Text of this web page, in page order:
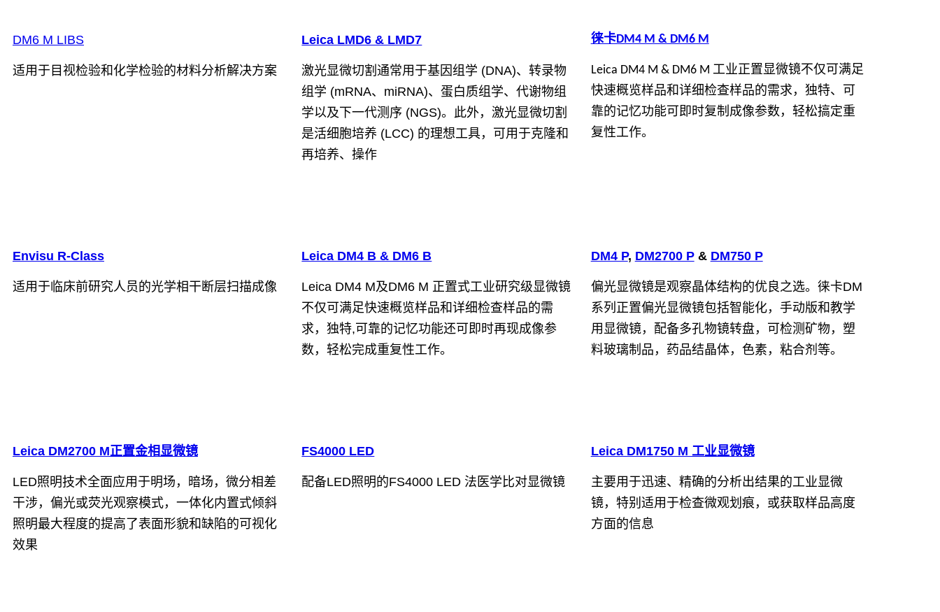
DM6 M LIBS
适用于目视检验和化学检验的材料分析解决方案
Leica LMD6 & LMD7
激光显微切割通常用于基因组学 (DNA)、转录物
组学 (mRNA、miRNA)、蛋白质组学、代谢物组
学以及下一代测序 (NGS)。此外，激光显微切割
是活细胞培养 (LCC) 的理想工具，可用于克隆和
再培养、操作
徕卡DM4 M & DM6 M
Leica DM4 M & DM6 M 工业正置显微镜不仅可满足
快速概览样品和详细检查样品的需求，独特、可
靠的记忆功能可即时复制成像参数，轻松搞定重
复性工作。
Envisu R-Class
适用于临床前研究人员的光学相干断层扫描成像
Leica DM4 B & DM6 B
Leica DM4 M及DM6 M 正置式工业研究级显微镜
不仅可满足快速概览样品和详细检查样品的需
求，独特,可靠的记忆功能还可即时再现成像参
数，轻松完成重复性工作。
DM4 P, DM2700 P& DM750 P
偏光显微镜是观察晶体结构的优良之选。徕卡DM
系列正置偏光显微镜包括智能化，手动版和教学
用显微镜，配备多孔物镜转盘，可检测矿物，塑
料玻璃制品，药品结晶体，色素，粘合剂等。
Leica DM2700 M正置金相显微镜
LED照明技术全面应用于明场，暗场，微分相差
干涉，偏光或荧光观察模式，一体化内置式倾斜
照明最大程度的提高了表面形貌和缺陷的可视化
效果
FS4000 LED
配备LED照明的FS4000 LED 法医学比对显微镜
Leica DM1750 M 工业显微镜
主要用于迅速、精确的分析出结果的工业显微
镜，特别适用于检查微观划痕，或获取样品高度
方面的信息